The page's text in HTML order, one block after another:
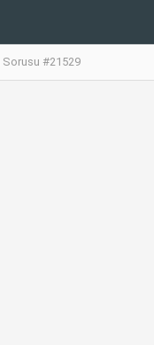
Sorusu #21529